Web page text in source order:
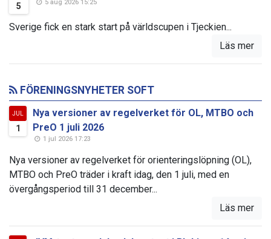
5 5 aug 2026 15:25
Sverige fick en stark start på världscupen i Tjeckien...
Läs mer
FÖRENINGSNYHETER SOFT
JUL
1
Nya versioner av regelverket för OL, MTBO och
PreO 1 juli 2026
1 jul 2026 17:23
Nya versioner av regelverket för orienteringslöpning (OL),
MTBO och PreO träder i kraft idag, den 1 juli, med en
övergångsperiod till 31 december...
Läs mer